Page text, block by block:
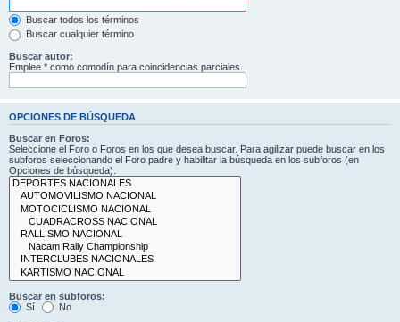
Buscar todos los términos
Buscar cualquier término
Buscar autor:
Emplee * como comodín para coincidencias parciales.
OPCIONES DE BÚSQUEDA
Buscar en Foros:
Seleccione el Foro o Foros en los que desea buscar. Para agilizar puede buscar en los
subforos seleccionando el Foro padre y habilitar la búsqueda en los subforos (en
Opciones de búsqueda).
Buscar en subforos:
Sí
No